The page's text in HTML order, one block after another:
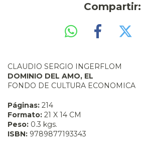
Compartir:
CLAUDIO SERGIO INGERFLOM
DOMINIO DEL AMO, EL
FONDO DE CULTURA ECONOMICA
Páginas: 214
Formato: 21 X 14 CM
Peso: 0.3 kgs.
ISBN: 9789877193343